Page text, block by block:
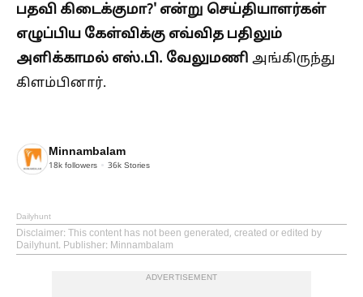
பதவி கிடைக்குமா?' என்று செய்தியாளர்கள்
எழுப்பிய கேள்விக்கு எவ்வித பதிலும்
அளிக்காமல் எஸ்.பி. வேலுமணி அங்கிருந்து
கிளம்பினார்.
Minnambalam
18k followers 36k Stories
Dailyhunt
Disclaimer: This content has not been generated, created or edited by
Dailyhunt. Publisher: Minnambalam
ADVERTISEMENT